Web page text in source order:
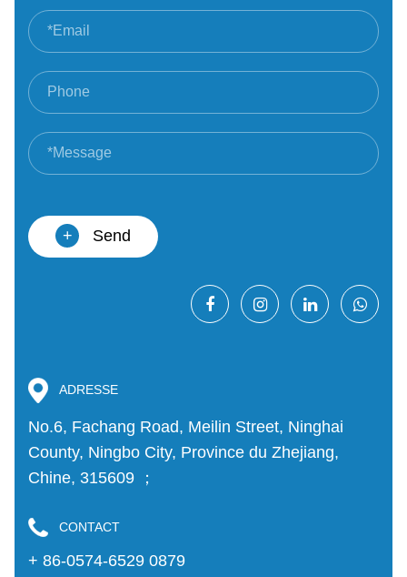
+ Send
ADRESSE
No.6, Fachang Road, Meilin Street, Ninghai
County, Ningbo City, Province du Zhejiang,
Chine, 315609 ；
CONTACT
+ 86-0574-6529 0879